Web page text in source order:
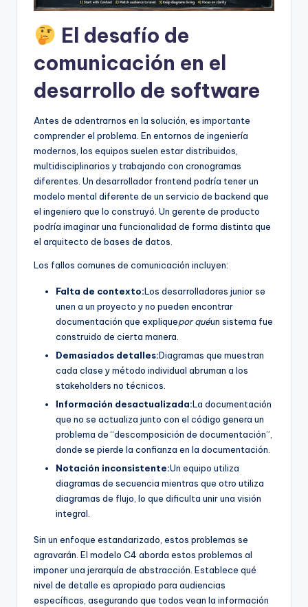
U
p
d
El desafío de
comunicación en el
desarrollo de software
Antes de adentrarnos en la solución, es importante
comprender el problema. En entornos de ingeniería
modernos, los equipos suelen estar distribuidos,
multidisciplinarios y trabajando con cronogramas
diferentes. Un desarrollador frontend podría tener un
modelo mental diferente de un servicio de backend que
el ingeniero que lo construyó. Un gerente de producto
podría imaginar una funcionalidad de forma distinta que
el arquitecto de bases de datos.
Los fallos comunes de comunicación incluyen:
Falta de contexto:Los desarrolladores junior se
unen a un proyecto y no pueden encontrar
documentación que expliquepor quéun sistema fue
construido de cierta manera.
Demasiados detalles:Diagramas que muestran
cada clase y método individual abruman a los
stakeholders no técnicos.
Información desactualizada:La documentación
que no se actualiza junto con el código genera un
problema de “descomposición de documentación”,
donde se pierde la confianza en la documentación.
Notación inconsistente:Un equipo utiliza
diagramas de secuencia mientras que otro utiliza
diagramas de flujo, lo que dificulta unir una visión
integral.
Sin un enfoque estandarizado, estos problemas se
agravarán. El modelo C4 aborda estos problemas al
imponer una jerarquía de abstracción. Establece qué
nivel de detalle es apropiado para audiencias
específicas, asegurando que todos vean la información